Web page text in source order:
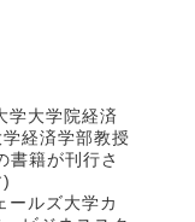
学大学院経済
経済学部教授
書籍が刊行さ
ールズ大学カ